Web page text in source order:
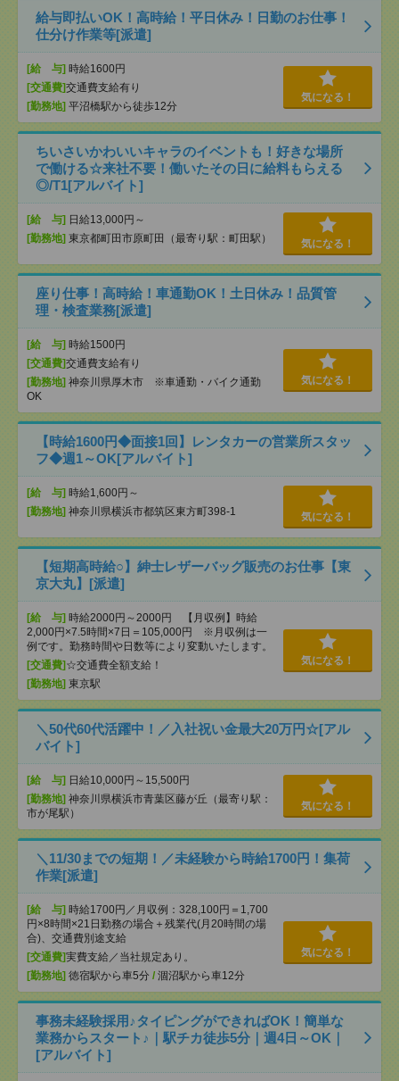
給与即払いOK！高時給！平日休み！日勤のお仕事！
仕分け作業等[派遣]
[給 与] 時給1600円
[交通費]交通費支給有り
[勤務地] 平沼橋駅から徒歩12分
気になる！
ちいさいかわいいキャラのイベントも！好きな場所
で働ける☆来社不要！働いたその日に給料もらえる
◎/T1[アルバイト]
[給 与] 日給13,000円～
[勤務地] 東京都町田市原町田（最寄り駅：町田駅） 気になる！
座り仕事！高時給！車通勤OK！土日休み！品質管
理・検査業務[派遣]
[給 与] 時給1500円
[交通費]交通費支給有り
[勤務地] 神奈川県厚木市 ※車通勤・バイク通勤
OK
気になる！
【時給1600円◆面接1回】レンタカーの営業所スタッ
フ◆週1～OK[アルバイト]
[給 与] 時給1,600円～
[勤務地] 神奈川県横浜市都筑区東方町398-1 気になる！
【短期高時給○】紳士レザーバッグ販売のお仕事【東
京大丸】[派遣]
[給 与] 時給2000円～2000円 【月収例】時給
2,000円×7.5時間×7日＝105,000円 ※月収例は一
例です。勤務時間や日数等により変動いたします。
[交通費]☆交通費全額支給！
[勤務地] 東京駅
気になる！
＼50代60代活躍中！／入社祝い金最大20万円☆[アル
バイト]
[給 与] 日給10,000円～15,500円
[勤務地] 神奈川県横浜市青葉区藤が丘（最寄り駅：
市が尾駅）
気になる！
＼11/30までの短期！／未経験から時給1700円！集荷
作業[派遣]
[給 与] 時給1700円／月収例：328,100円＝1,700
円×8時間×21日勤務の場合＋残業代(月20時間の場
合)、交通費別途支給
[交通費]実費支給／当社規定あり。
[勤務地] 徳宿駅から車5分 / 涸沼駅から車12分
気になる！
事務未経験採用♪タイピングができればOK！簡単な
業務からスタート♪｜駅チカ徒歩5分｜週4日～OK｜
[アルバイト]